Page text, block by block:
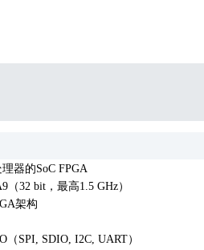
器的SoC FPGA
32 bit，最高1.5 GHz）
架构
（SPI, SDIO, I2C, UART）